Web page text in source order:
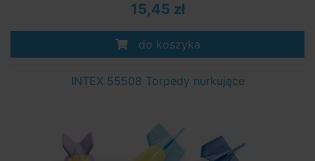
15,45 zł
do koszyka
INTEX 55508 Torpedy nurkujące